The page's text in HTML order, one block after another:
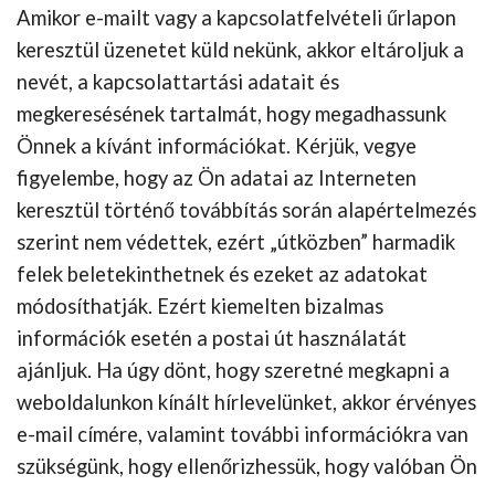
Amikor e-mailt vagy a kapcsolatfelvételi űrlapon
keresztül üzenetet küld nekünk, akkor eltároljuk a
nevét, a kapcsolattartási adatait és
megkeresésének tartalmát, hogy megadhassunk
Önnek a kívánt információkat. Kérjük, vegye
figyelembe, hogy az Ön adatai az Interneten
keresztül történő továbbítás során alapértelmezés
szerint nem védettek, ezért „útközben” harmadik
felek beletekinthetnek és ezeket az adatokat
módosíthatják. Ezért kiemelten bizalmas
információk esetén a postai út használatát
ajánljuk. Ha úgy dönt, hogy szeretné megkapni a
weboldalunkon kínált hírlevelünket, akkor érvényes
e-mail címére, valamint további információkra van
szükségünk, hogy ellenőrizhessük, hogy valóban Ön